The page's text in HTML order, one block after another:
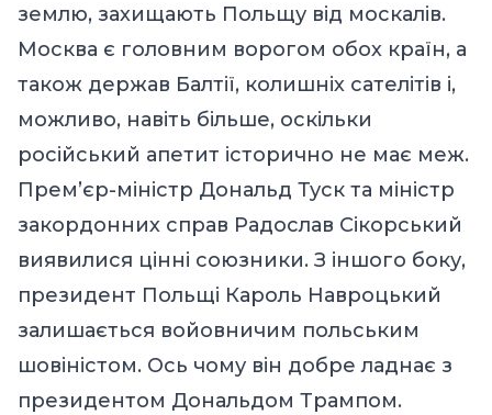
землю, захищають Польщу від москалів.
Москва є головним ворогом обох країн, а
також держав Балтії, колишніх сателітів і,
можливо, навіть більше, оскільки
російський апетит історично не має меж.
Прем’єр-міністр Дональд Туск та міністр
закордонних справ Радослав Сікорський
виявилися цінні союзники. З іншого боку,
президент Польщі Кароль Навроцький
залишається войовничим польським
шовіністом. Ось чому він добре ладнає з
президентом Дональдом Трампом.